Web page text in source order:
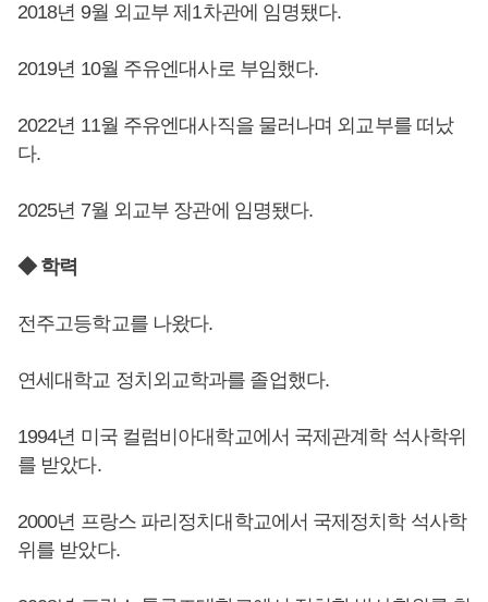
2018년 9월 외교부 제1차관에 임명됐다.
2019년 10월 주유엔대사로 부임했다.
2022년 11월 주유엔대사직을 물러나며 외교부를 떠났
다.
2025년 7월 외교부 장관에 임명됐다.
◆ 학력
전주고등학교를 나왔다.
연세대학교 정치외교학과를 졸업했다.
1994년 미국 컬럼비아대학교에서 국제관계학 석사학위
를 받았다.
2000년 프랑스 파리정치대학교에서 국제정치학 석사학
위를 받았다.